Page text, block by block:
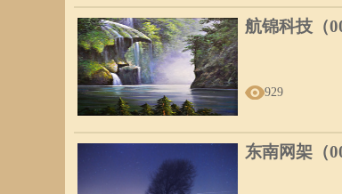
航锦科技（
929
东南网架（